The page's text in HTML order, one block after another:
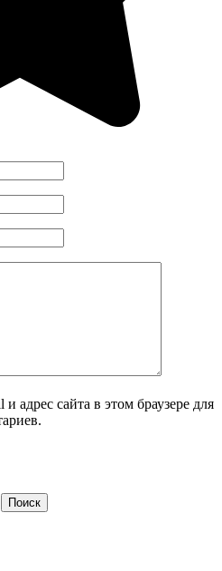
адрес сайта в этом браузере для
Поиск